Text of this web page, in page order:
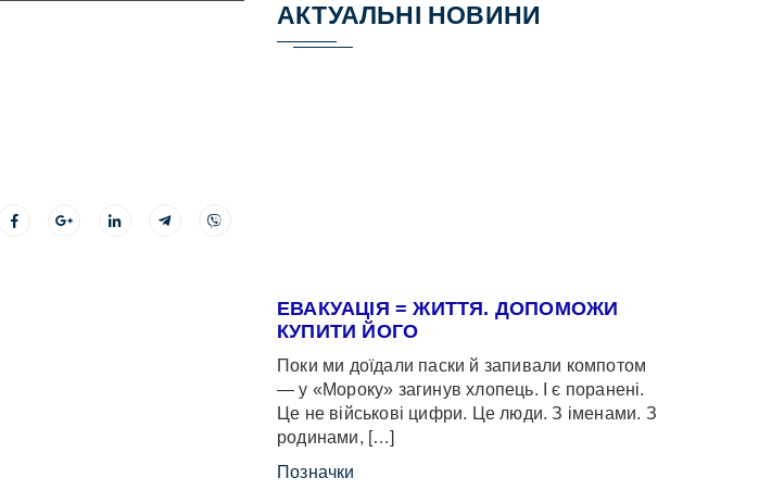
АКТУАЛЬНІ НОВИНИ
ЕВАКУАЦІЯ = ЖИТТЯ. ДОПОМОЖИ
КУПИТИ ЙОГО
Поки ми доїдали паски й запивали компотом
— у «Мороку» загинув хлопець. І є поранені.
Це не військові цифри. Це люди. З іменами. З
родинами, […]
Позначки